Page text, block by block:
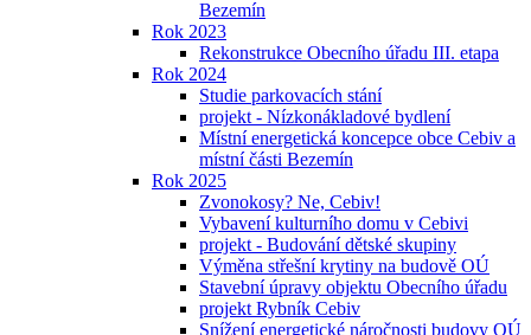
Bezemín
Rok 2023
Rekonstrukce Obecního úřadu III. etapa
Rok 2024
Studie parkovacích stání
projekt - Nízkonákladové bydlení
Místní energetická koncepce obce Cebiv a
místní části Bezemín
Rok 2025
Zvonokosy? Ne, Cebiv!
Vybavení kulturního domu v Cebivi
projekt - Budování dětské skupiny
Výměna střešní krytiny na budově OÚ
Stavební úpravy objektu Obecního úřadu
projekt Rybník Cebiv
Snížení energetické náročnosti budovy OÚ